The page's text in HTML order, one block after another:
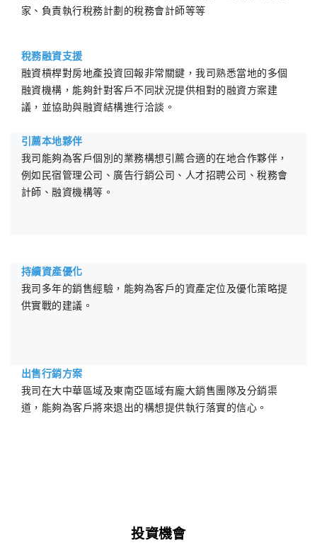
家、負責執行稅務計劃的稅務會計師等等
稅務融資支援
融資槓桿對房地產投資回報非常關鍵，我司熟悉當地的多個
融資機構，能夠針對客戶不同狀況提供相對的融資方案建
議，並協助與融資結構進行洽談。
引薦本地夥伴
我司能夠為客戶個別的業務構想引薦合適的在地合作夥伴，
例如民宿管理公司、廣告行銷公司、人才招聘公司、稅務會
計師、融資機構等。
持續資產優化
我司多年的銷售經驗，能夠為客戶的資產定位及優化策略提
供實戰的建議。
出售行銷方案
我司在大中華區域及東南亞區域有龐大銷售團隊及分銷渠
道，能夠為客戶將來退出的構想提供執行落實的信心。
投資機會